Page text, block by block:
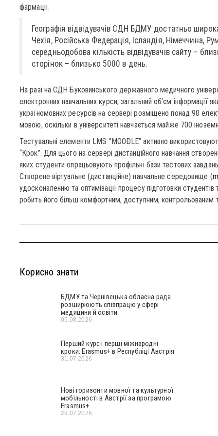
фармації.
Географія відвідувачів СДН БДМУ достатньо
Чехія, Російська Федерація, Ісландія, Німеччина,
середньодобова кількість відвідувачів сайту –
сторінок – близько 5000 в день.
На разі на СДН Буковинського державного медичного
електронних навчальних курси, загальний об’єм інформації
україномовних ресурсів на сервері розміщено понад 90
мовою, оскільки в університеті навчається майже 700
Тестувальні елементи LMS “MOODLE” активно
“Крок”. Для цього на сервері дистанційного навчання
яких студенти опрацьовують профільні бази тестових
Створене віртуальне (дистанційне) навчальне середовище (
удосконаленню та оптимізації процесу підготовки студентів
робить його більш комфортним, доступним, контрольованим
Корисно знати
БДМУ та Чернівецька обласна рада
розширюють співпрацю у сфері
медицини й освіти
05.08.2026
Перший курс і перші міжнародні
кроки: Erasmus+ в Республіці Австрія
31.07.2026
Нові горизонти мовної та культурної
мобільності в Австрії за програмою
Erasmus+
29.07.2026